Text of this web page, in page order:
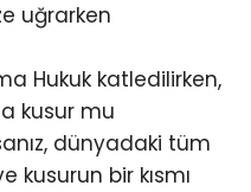
uğrarken
Hukuk katledilirken,
kusur mu
dünyadaki tüm
kusurun bir kısmı